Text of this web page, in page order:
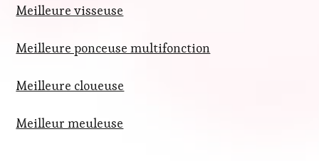
Meilleure visseuse
Meilleure ponceuse multifonction
Meilleure cloueuse
Meilleur meuleuse